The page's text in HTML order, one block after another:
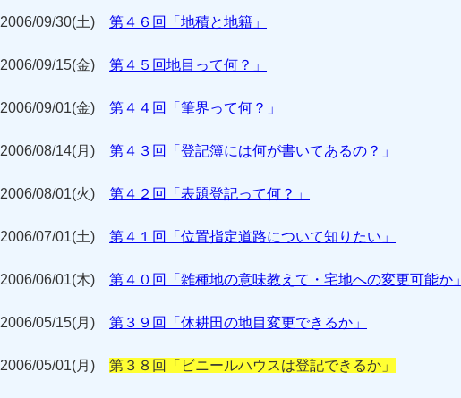
2006/09/30(土)第４６回「地積と地籍」
2006/09/15(金)第４５回地目って何？」
2006/09/01(金)第４４回「筆界って何？」
2006/08/14(月)第４３回「登記簿には何が書いてあるの？」
2006/08/01(火)第４２回「表題登記って何？」
2006/07/01(土)第４１回「位置指定道路について知りたい」
2006/06/01(木)第４０回「雑種地の意味教えて・宅地への変更可能か」
2006/05/15(月)第３９回「休耕田の地目変更できるか」
2006/05/01(月)第３８回「ビニールハウスは登記できるか」